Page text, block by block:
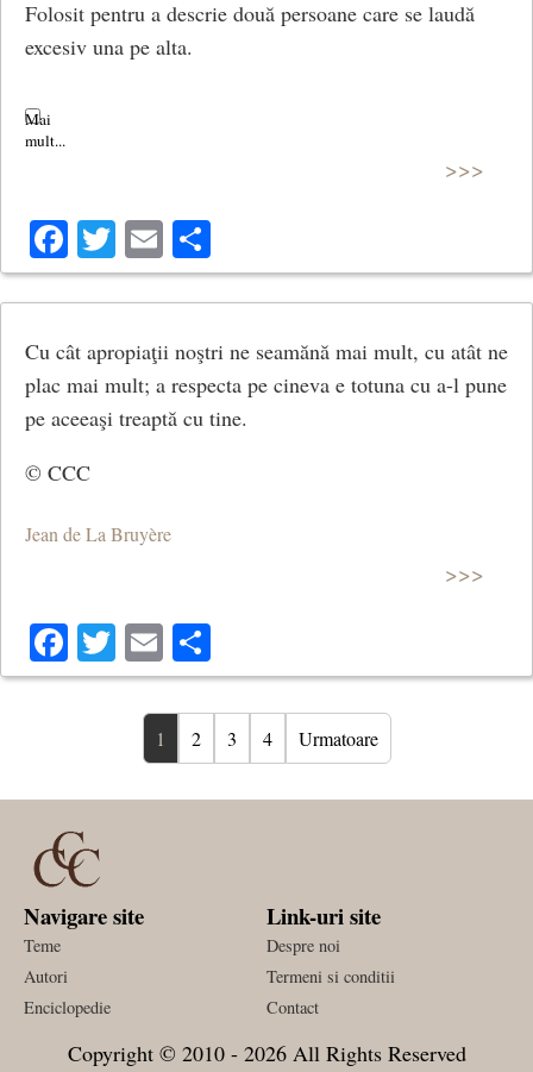
Folosit pentru a descrie două persoane care se laudă
excesiv una pe alta.
calităților pe care nu le posedă.
>>>
Facebook
Twitter
Email
Cu cât apropiaţii noştri ne seamănă mai mult, cu atât ne
plac mai mult; a respecta pe cineva e totuna cu a-l pune
pe aceeaşi treaptă cu tine.
© CCC
Jean de La Bruyère
>>>
Facebook
Twitter
Email
1 2 3 4 Urmatoare
Navigare site
Teme
Autori
Enciclopedie
Link-uri site
Despre noi
Termeni si conditii
Contact
Copyright © 2010 - 2026 All Rights Reserved